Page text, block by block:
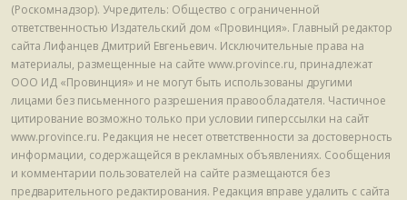
(Роскомнадзор). Учредитель: Общество с ограниченной
ответственностью Издательский дом «Провинция». Главный редактор
сайта Лифанцев Дмитрий Евгеньевич. Исключительные права на
материалы, размещенные на сайте www.province.ru, принадлежат
ООО ИД «Провинция» и не могут быть использованы другими
лицами без письменного разрешения правообладателя. Частичное
цитирование возможно только при условии гиперссылки на сайт
www.province.ru. Редакция не несет ответственности за достоверность
информации, содержащейся в рекламных объявлениях. Сообщения
и комментарии пользователей на сайте размещаются без
предварительного редактирования. Редакция вправе удалить с сайта